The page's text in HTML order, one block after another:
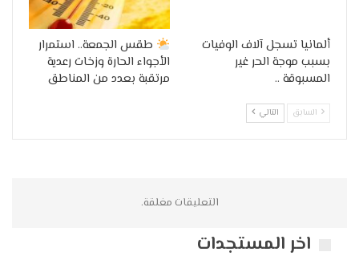
ألمانيا تسجل آلاف الوفيات
بسبب موجة الحر غير
المسبوقة ..
طقس الجمعة.. استمرار
الأجواء الحارة وزخات رعدية
مرتقبة بعدد من المناطق
السابق التالي
التعليقات مغلقة.
اخر المستجدات